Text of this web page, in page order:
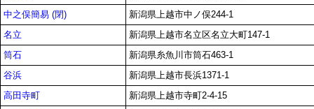
中之俣簡易 (閉)
新潟県上越市中ノ俣244-1
名立
新潟県上越市名立区名立大町147-1
筒石
新潟県糸魚川市筒石463-1
谷浜
新潟県上越市長浜1371-1
高田寺町
新潟県上越市寺町2-4-15